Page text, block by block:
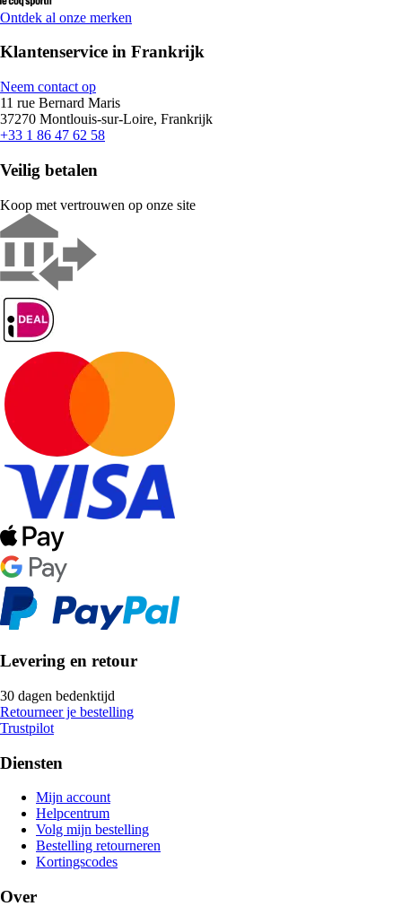
Ontdek al onze merken
Klantenservice in Frankrijk
Neem contact op
11 rue Bernard Maris
37270 Montlouis-sur-Loire, Frankrijk
+33 1 86 47 62 58
Veilig betalen
Koop met vertrouwen op onze site
Levering en retour
30 dagen bedenktijd
Retourneer je bestelling
Trustpilot
Diensten
Mijn account
Helpcentrum
Volg mijn bestelling
Bestelling retourneren
Kortingscodes
Over